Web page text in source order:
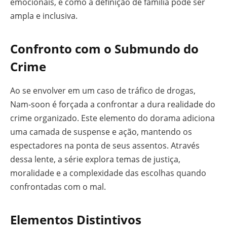
ampla e inclusiva.
Confronto com o Submundo do
Crime
Ao se envolver em um caso de tráfico de drogas,
Nam-soon é forçada a confrontar a dura realidade do
crime organizado. Este elemento do dorama adiciona
uma camada de suspense e ação, mantendo os
espectadores na ponta de seus assentos. Através
dessa lente, a série explora temas de justiça,
moralidade e a complexidade das escolhas quando
confrontadas com o mal.
Elementos Distintivos